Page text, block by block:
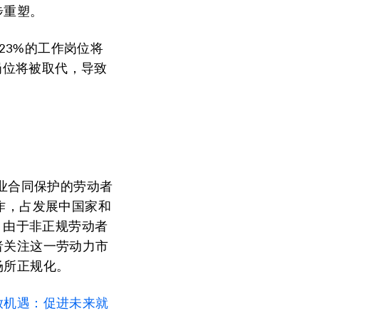
塑。
的工作岗位将
将被取代，导致
合同保护的劳动者
，占发展中国家和
于非正规劳动者
注这一劳动力市
正规化。
机遇：促进未来就